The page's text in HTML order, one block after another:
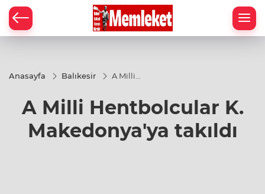
Anasayfa Balıkesir
A Milli
Makedonya'ya
takıldı
A Milli Hentbolcular K.
Makedonya'ya takıldı